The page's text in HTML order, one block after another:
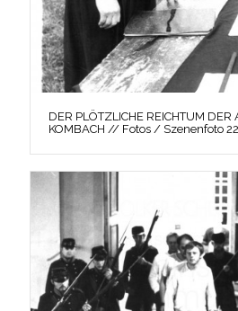
DER PLÖTZLICHE REICHTUM DER
KOMBACH // Fotos / Szenenfoto 22